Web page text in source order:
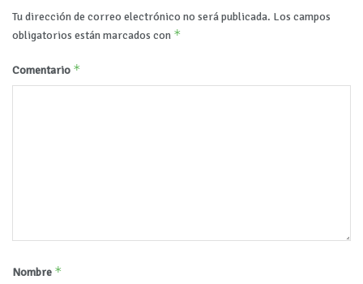
Tu dirección de correo electrónico no será publicada. Los campos
obligatorios están marcados con *
Comentario *
Nombre *